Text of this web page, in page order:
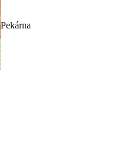
Pekárna